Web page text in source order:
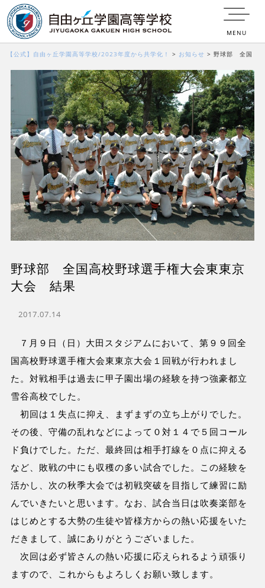
MENU
【公式】自由ヶ丘学園高等学校/2023年度から共学化！ > お知らせ > 野球部 全国
高校野球選手権大会東東京大会 結果
野球部 全国高校野球選手権大会東東京
大会 結果
2017.07.14
７月９日（日）大田スタジアムにおいて、第９９回全
国高校野球選手権大会東東京大会１回戦が行われまし
た。対戦相手は過去に甲子園出場の経験を持つ強豪都立
雪谷高校でした。
初回は１失点に抑え、まずまずの立ち上がりでした。
その後、守備の乱れなどによって０対１４で５回コール
ド負けでした。ただ、最終回は相手打線を０点に抑える
など、敗戦の中にも収穫の多い試合でした。この経験を
活かし、次の秋季大会では初戦突破を目指して練習に励
んでいきたいと思います。なお、試合当日は吹奏楽部を
はじめとする大勢の生徒や皆様方からの熱い応援をいた
だきまして、誠にありがとうございました。
次回は必ず皆さんの熱い応援に応えられるよう頑張り
ますので、これからもよろしくお願い致します。